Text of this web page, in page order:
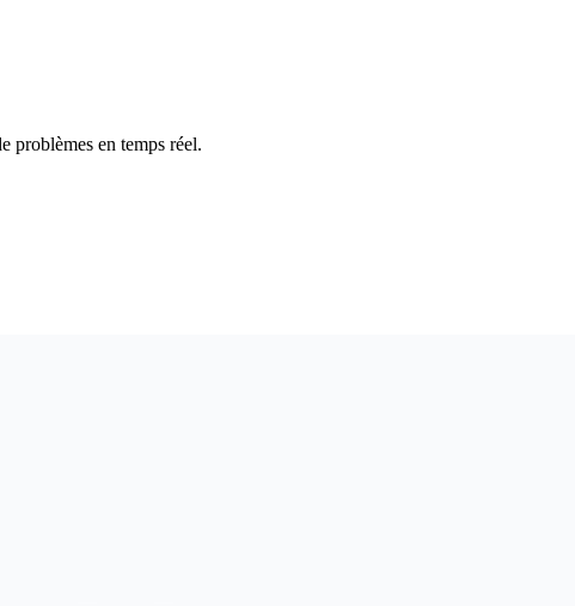
problèmes en temps réel.